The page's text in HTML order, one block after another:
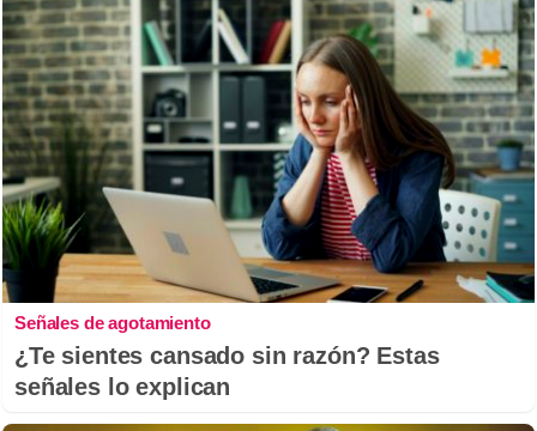
Señales de agotamiento
¿Te sientes cansado sin razón? Estas
señales lo explican